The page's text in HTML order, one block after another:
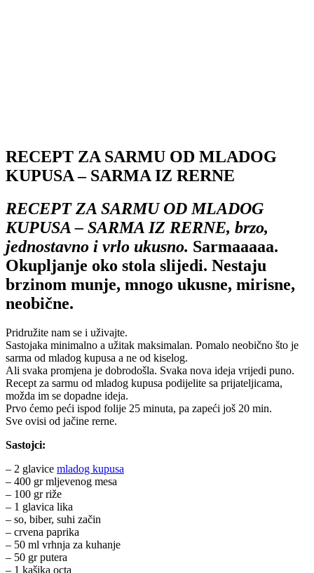
RECEPT ZA SARMU OD MLADOG
KUPUSA – SARMA IZ RERNE
RECEPT ZA SARMU OD MLADOG
KUPUSA – SARMA IZ RERNE, brzo,
jednostavno i vrlo ukusno. Sarmaaaaa.
Okupljanje oko stola slijedi. Nestaju
brzinom munje, mnogo ukusne, mirisne,
neobične.
Pridružite nam se i uživajte.
Sastojaka minimalno a užitak maksimalan. Pomalo neobično što je
sarma od mladog kupusa a ne od kiselog.
Ali svaka promjena je dobrodošla. Svaka nova ideja vrijedi puno.
Recept za sarmu od mladog kupusa podijelite sa prijateljicama,
možda im se dopadne ideja.
Prvo ćemo peći ispod folije 25 minuta, pa zapeći još 20 min.
Sve ovisi od jačine rerne.
Sastojci:
– 2 glavice mladog kupusa
– 400 gr mljevenog mesa
– 100 gr riže
– 1 glavica lika
– so, biber, suhi začin
– crvena paprika
– 50 ml vrhnja za kuhanje
– 50 gr putera
– 1 kašika octa